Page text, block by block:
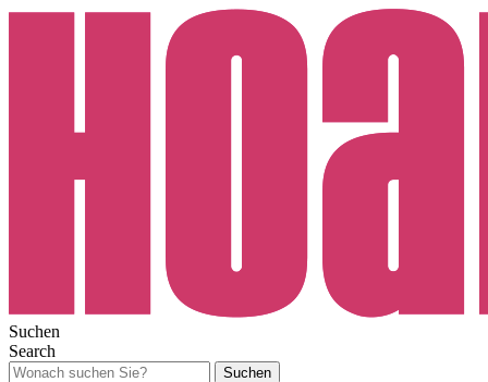
Suchen
Search
Suchen